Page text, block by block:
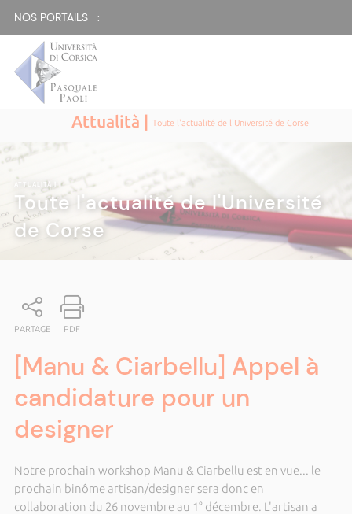
NOS PORTAILS :
Attualità |Toute l'actualité de l'Université de Corse
ATTUALITÀ|
Toute l'actualité de l'Université
de Corse
PARTAGE PDF
[Manu & Ciarbellu] Appel à
candidature pour un
designer
Notre prochain workshop Manu & Ciarbellu est en vue... le
prochain binôme artisan/designer sera donc en
collaboration du 26 novembre au 1° décembre. L'artisan a